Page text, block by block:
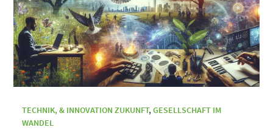
TECHNIK, & INNOVATION ZUKUNFT,GESELLSCHAFT IM
WANDEL